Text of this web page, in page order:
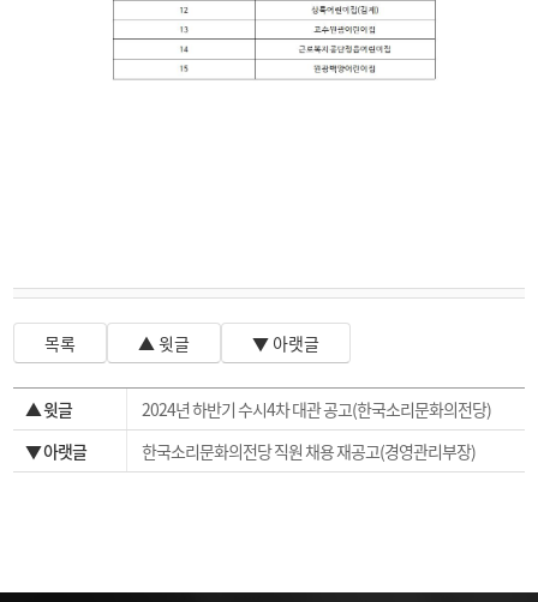
목록 ▲ 윗글 ▼ 아랫글
▲ 윗글
2024년 하반기 수시4차 대관 공고(한국소리문화의전당)
▼ 아랫글
한국소리문화의전당 직원 채용 재공고(경영관리부장)